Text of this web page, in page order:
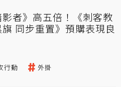
影者》高五倍！《刺客教
同步重置》預購表現良
行動 外掛